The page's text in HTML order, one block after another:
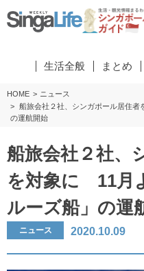
生活全般 まとめ
HOME
ニュース
船旅会社２社、シンガポール居住
の運航開始
船旅会社２社、
を対象に 11月
ルーズ船」の運
ニュース 2020.10.09